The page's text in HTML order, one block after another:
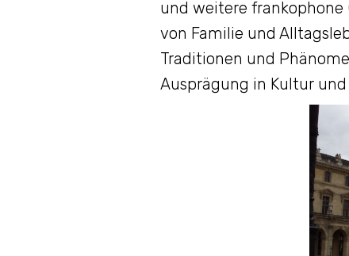
und weitere frankophone
von Familie und
Traditionen und
Ausprägung in Kultur